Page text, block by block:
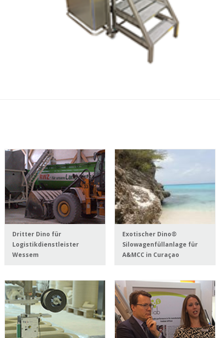
Dritter Dino für
Logistikdienstleister
Wessem
Exotischer Dino®
Silowagenfüllanlage für
A&MCC in Curaçao